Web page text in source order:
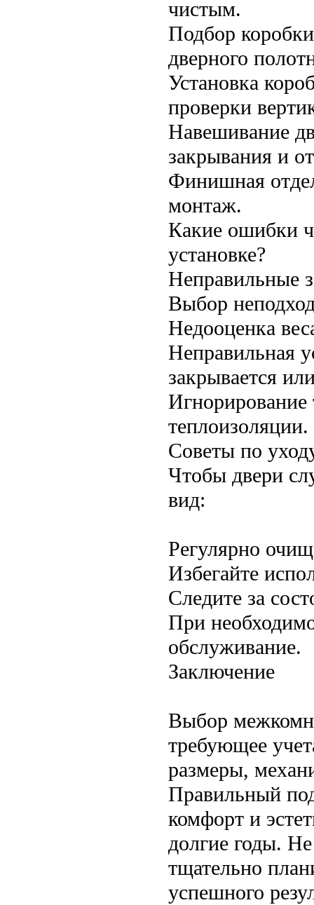
чистым.
Подбор
дверного
Установка
проверки
Навешивание
закрывания и
Финишная
монтаж.
Какие ошибки
установке?
Неправильные
Выбор
Недооценка
Неправильная
закрывается
теплоизоляции.
Советы по
Чтобы двери
вид:
Регулярно
Избегайте
Следите за
При
обслуживание.
Заключение
Выбор
требующее
размеры,
Правильный
комфорт и
долгие годы.
тщательно
успешного